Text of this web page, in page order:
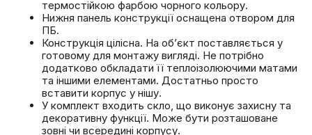
термостійкою фарбою чорного кольору.
Нижня панель конструкції оснащена отвором для
ПБ.
Конструкція цілісна. На об’єкт поставляється у
готовому для монтажу вигляді. Не потрібно
додатково обкладати її теплоізолюючими матами
та іншими елементами. Достатньо просто
вставити корпус у нішу.
У комплект входить скло, що виконує захисну та
декоративну функції. Може бути розташоване
зовні чи всередині корпусу.